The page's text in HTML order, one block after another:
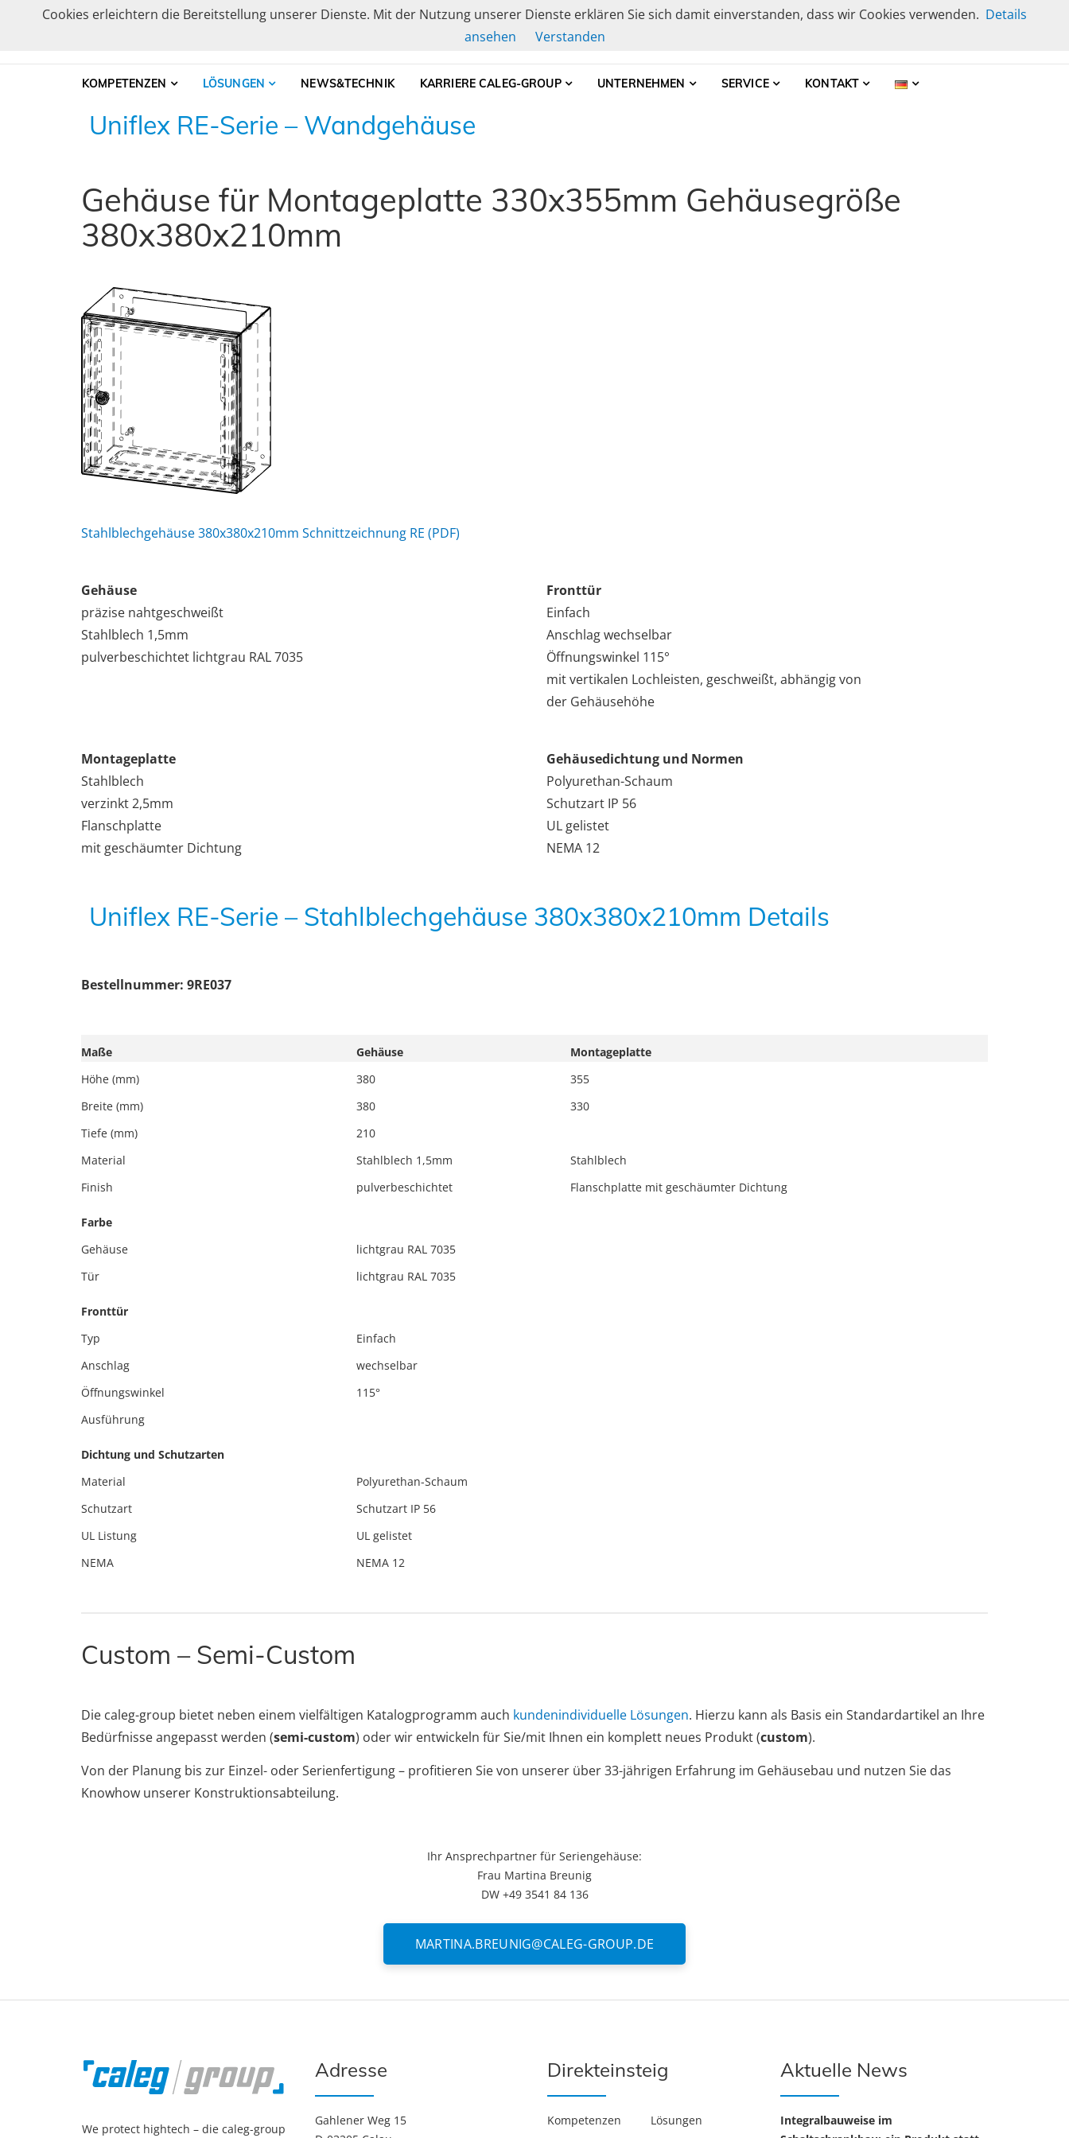
Skip to navigation
Skip to content
KOMPETENZEN LÖSUNGEN NEWS&TECHNIK KARRIERE CALEG-GROUP UNTERNEHMEN SERVICE KONTAKT
Uniflex RE-Serie – Wandgehäuse
Gehäuse für Montageplatte 330x355mm Gehäusegröße
380x380x210mm
Stahlblechgehäuse 380x380x210mm Schnittzeichnung RE (PDF)
Gehäuse
präzise nahtgeschweißt
Stahlblech 1,5mm
pulverbeschichtet lichtgrau RAL 7035
Fronttür
Einfach
Anschlag wechselbar
Öffnungswinkel 115°
mit vertikalen Lochleisten, geschweißt, abhängig von
der Gehäusehöhe
Montageplatte
Stahlblech
verzinkt 2,5mm
Flanschplatte
mit geschäumter Dichtung
Gehäusedichtung und Normen
Polyurethan-Schaum
Schutzart IP 56
UL gelistet
NEMA 12
Uniflex RE-Serie – Stahlblechgehäuse 380x380x210mm Details
Bestellnummer: 9RE037
Maße Gehäuse
Montageplatte
Höhe (mm)
380
355
Breite (mm)
380
330
Tiefe (mm)
210
Material
Stahlblech 1,5mm
Stahlblech
Finish
pulverbeschichtet Flanschplatte mit geschäumter Dichtung
Farbe
Gehäuse
lichtgrau RAL 7035
Tür
lichtgrau RAL 7035
Fronttür
Typ
Einfach
Anschlag
wechselbar
Öffnungswinkel
115°
Ausführung
Dichtung und Schutzarten
Material
Polyurethan-Schaum
Schutzart
Schutzart IP 56
UL Listung
UL gelistet
NEMA
NEMA 12
Custom – Semi-Custom
Die caleg-group bietet neben einem vielfältigen Katalogprogramm auch kundenindividuelle Lösungen. Hierzu kann als Basis ein Standardartikel an Ihre
Bedürfnisse angepasst werden (semi-custom) oder wir entwickeln für Sie/mit Ihnen ein komplett neues Produkt (custom).
Von der Planung bis zur Einzel- oder Serienfertigung – profitieren Sie von unserer über 33-jährigen Erfahrung im Gehäusebau und nutzen Sie das
Knowhow unserer Konstruktionsabteilung.
Ihr Ansprechpartner für Seriengehäuse:
Frau Martina Breunig
DW +49 3541 84 136
MARTINA.BREUNIG@CALEG-GROUP.DE
We protect hightech – die caleg-group
Adresse
Gahlener Weg 15
Direkteinsteig
Kompetenzen Lösungen
Aktuelle News
Integralbauweise im
Cookies erleichtern die Bereitstellung unserer Dienste. Mit der Nutzung unserer Dienste erklären Sie sich damit einverstanden, dass wir Cookies verwenden. Details
ansehen
Verstanden